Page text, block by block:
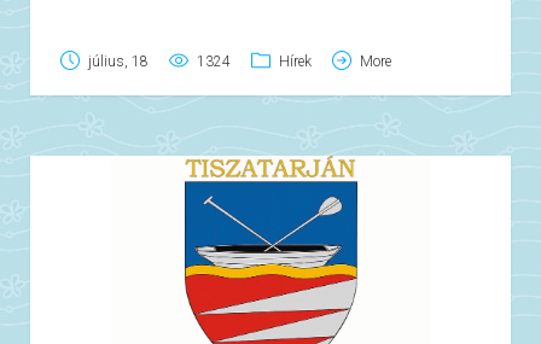
megkönnyítették a település ifjoncainak mindennapi
életét.
www.jovomeno.orgweboldalon látható.
július, 18 1324 Hírek More